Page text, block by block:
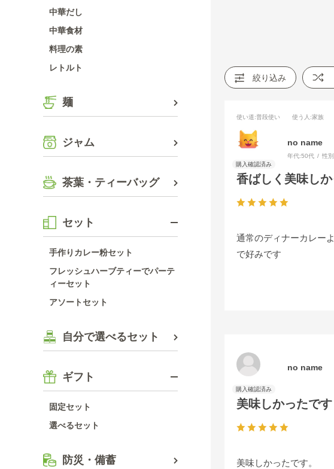
中華だし
中華食材
料理の素
レトルト
麺
ジャム
茶葉・ティーバッグ
セット
手作りカレー粉セット
フレッシュハーブティーでパーテ
ィーセット
アソートセット
自分で選べるセット
ギフト
固定セット
選べるセット
防災・備蓄
絞り込み
香ばしく美味し
使い道:普段使い 使う人 :家族
no name
年代:50代 性
通常のディナーカレー
で好みです
美味しかったです
no name
美味しかったです。